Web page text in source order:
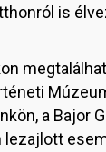
is
a Bajor